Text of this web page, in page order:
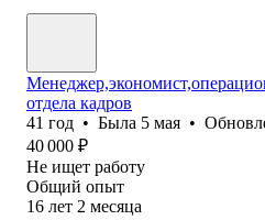
отдела кадров
41 год • Была 5 мая •
40 000 ₽
Не ищет работу
Общий опыт
16 лет 2 месяца